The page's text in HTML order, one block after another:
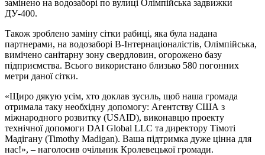
замінено на водозаборі по вулиці Олімпійська задвижки
ДУ-400.
Також зроблено заміну сітки рабиці, яка була надана
партнерами, на водозаборі В-Інтернаціоналістів, Олімпійська,
вимічено санітарну зону свердловин, огорожено базу
підприємства. Всього використано близько 580 погонних
метри даної сітки.
«Щиро дякую усім, хто доклав зусиль, щоб наша громада
отримала таку необхідну допомогу: Агентству США з
міжнародного розвитку (USAID), виконавцю проекту
технічної допомоги DAI Global LLC та директору Тімоті
Мадігану (Timothy Madigan). Ваша підтримка дуже цінна для
нас!», – наголосив очільник Кролевецької громади.